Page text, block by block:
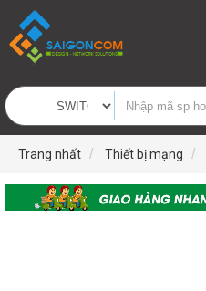
Trang nhất Thiết bị mạng